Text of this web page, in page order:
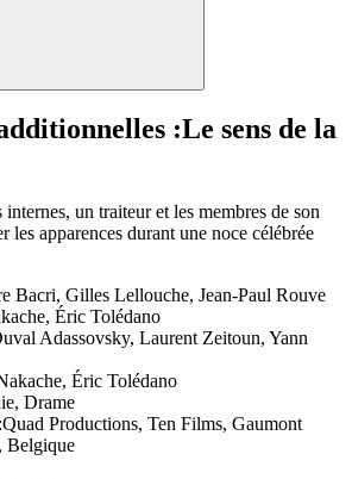
:Le sens de la
un traiteur et les membres de son
les apparences durant une noce célébrée
Bacri, Gilles Lellouche, Jean-Paul Rouve
Éric Tolédano
Adassovsky, Laurent Zeitoun, Yann
Éric Tolédano
Drame
Quad Productions, Ten Films, Gaumont
Belgique